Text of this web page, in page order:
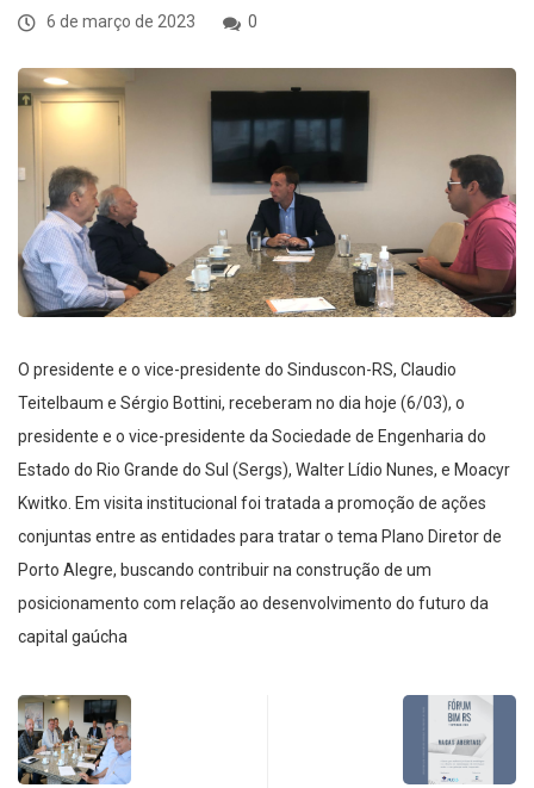
6 de março de 2023 0
O presidente e o vice-presidente do Sinduscon-RS, Claudio
Teitelbaum e Sérgio Bottini, receberam no dia hoje (6/03), o
presidente e o vice-presidente da Sociedade de Engenharia do
Estado do Rio Grande do Sul (Sergs), Walter Lídio Nunes, e Moacyr
Kwitko. Em visita institucional foi tratada a promoção de ações
conjuntas entre as entidades para tratar o tema Plano Diretor de
Porto Alegre, buscando contribuir na construção de um
posicionamento com relação ao desenvolvimento do futuro da
capital gaúcha